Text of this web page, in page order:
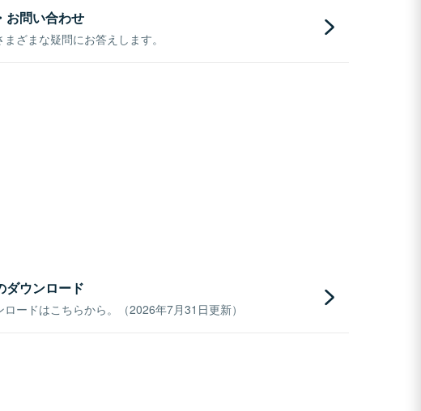
お問い合わせ
ざまな疑問にお答えします。
ダウンロード
ードはこちらから。（2026年7月31日更新）